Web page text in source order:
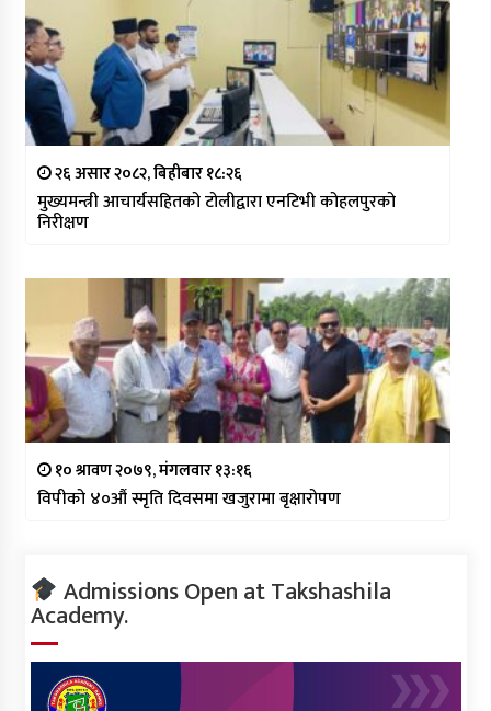
२६ असार २०८२, बिहीबार १८:२६
मुख्यमन्त्री आचार्यसहितको टोलीद्वारा एनटिभी कोहलपुरको
निरीक्षण
१० श्रावण २०७९, मंगलवार १३:१६
विपीको ४०औं स्मृति दिवसमा खजुरामा बृक्षारोपण
Admissions Open at Takshashila
Academy.